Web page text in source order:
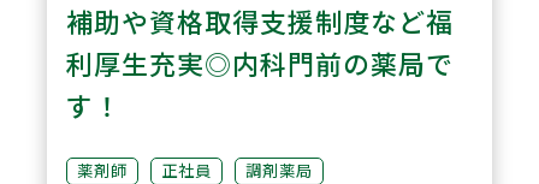
【落ち着いた環境】
夜間は処方箋枚数が比較的に落ち
しい勤務よりも、ゆとりを持って
補助や資格取得支援制度など福
利厚生充実◎内科門前の薬局で
す！
薬剤師 正社員 調剤薬局